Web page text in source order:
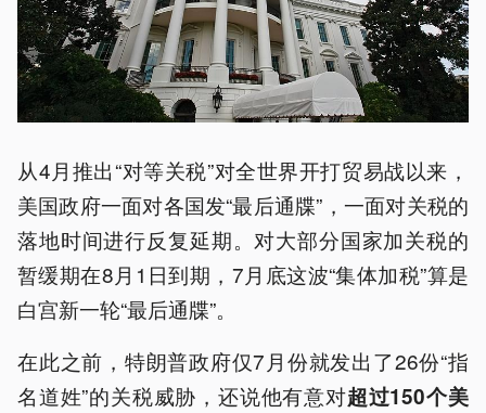
从4月推出“对等关税”对全世界开打贸易战以来，
美国政府一面对各国发“最后通牒”，一面对关税的
落地时间进行反复延期。对大部分国家加关税的
暂缓期在8月1日到期，7月底这波“集体加税”算是
白宫新一轮“最后通牒”。
在此之前，特朗普政府仅7月份就发出了26份“指
名道姓”的关税威胁，还说他有意对超过150个美